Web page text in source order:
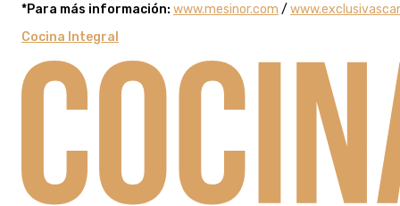
*Para más información: www.mesinor.com /
Cocina Integral